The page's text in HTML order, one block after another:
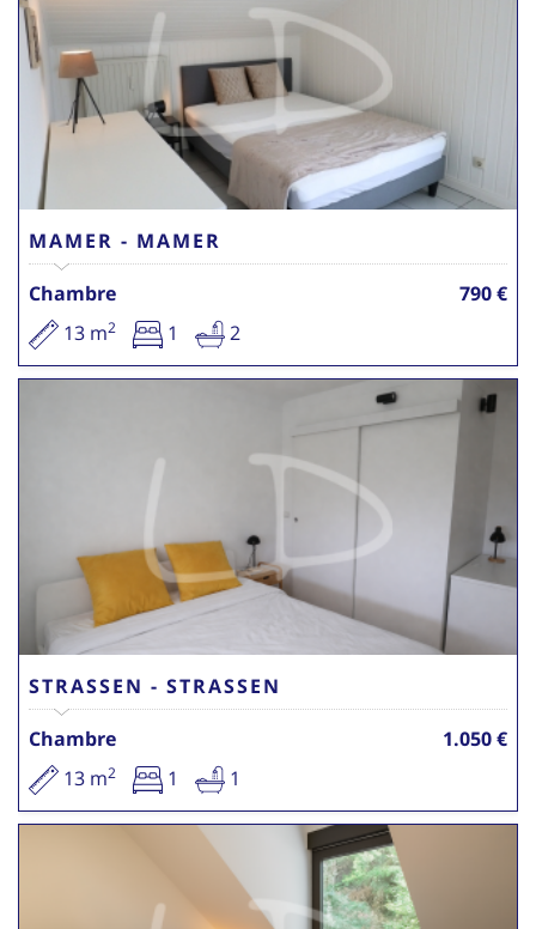
MAMER - MAMER
Chambre
790 €
13 m2 1 2
STRASSEN - STRASSEN
Chambre
1.050 €
13 m2 1 1